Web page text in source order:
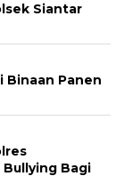
Siantar
Binaan Panen
Bagi